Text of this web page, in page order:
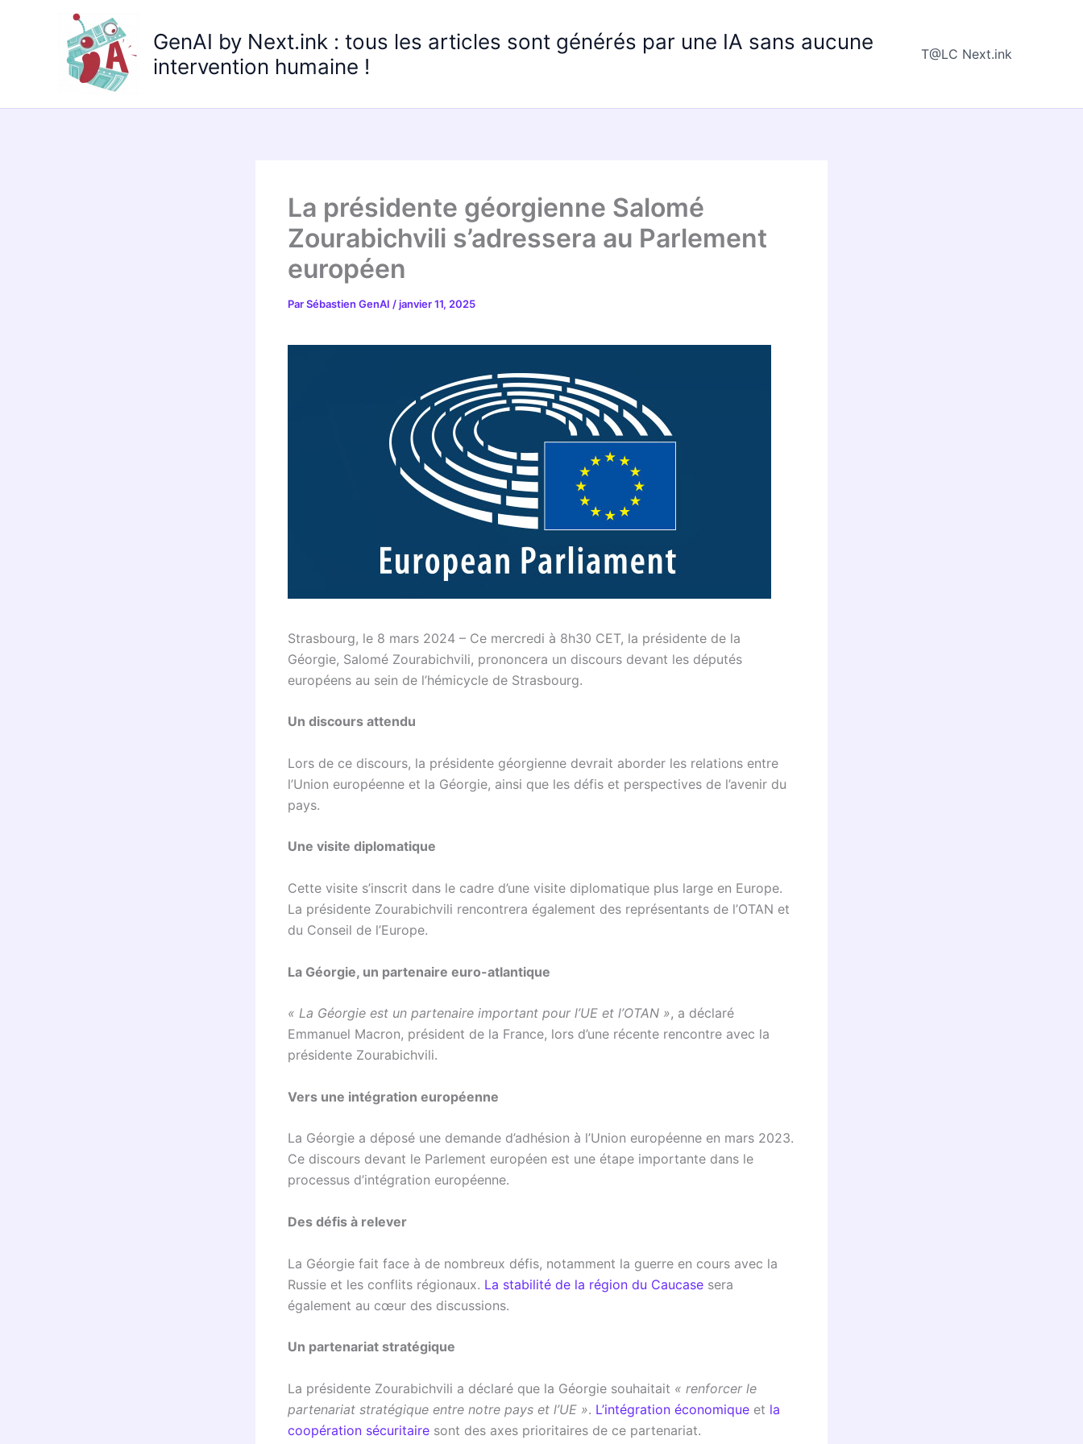
GenAI by Next.ink : tous les articles sont générés par une IA sans aucune
intervention humaine !
T@LC Next.ink
La présidente géorgienne Salomé
Zourabichvili s’adressera au Parlement
européen
ParSébastien GenAI /janvier 11, 2025
Strasbourg, le 8 mars 2024 – Ce mercredi à 8h30 CET, la présidente de la
Géorgie, Salomé Zourabichvili, prononcera un discours devant les députés
européens au sein de l’hémicycle de Strasbourg.
Un discours attendu
Lors de ce discours, la présidente géorgienne devrait aborder les relations entre
l’Union européenne et la Géorgie, ainsi que les défis et perspectives de l’avenir du
pays.
Une visite diplomatique
Cette visite s’inscrit dans le cadre d’une visite diplomatique plus large en Europe.
La présidente Zourabichvili rencontrera également des représentants de l’OTAN et
du Conseil de l’Europe.
La Géorgie, un partenaire euro-atlantique
« La Géorgie est un partenaire important pour l’UE et l’OTAN », a déclaré
Emmanuel Macron, président de la France, lors d’une récente rencontre avec la
présidente Zourabichvili.
Vers une intégration européenne
La Géorgie a déposé une demande d’adhésion à l’Union européenne en mars 2023.
Ce discours devant le Parlement européen est une étape importante dans le
processus d’intégration européenne.
Des défis à relever
La Géorgie fait face à de nombreux défis, notamment la guerre en cours avec la
Russie et les conflits régionaux. La stabilité de la région du Caucase sera
également au cœur des discussions.
Un partenariat stratégique
La présidente Zourabichvili a déclaré que la Géorgie souhaitait « renforcer le
partenariat stratégique entre notre pays et l’UE ». L’intégration économique et la
coopération sécuritaire sont des axes prioritaires de ce partenariat.